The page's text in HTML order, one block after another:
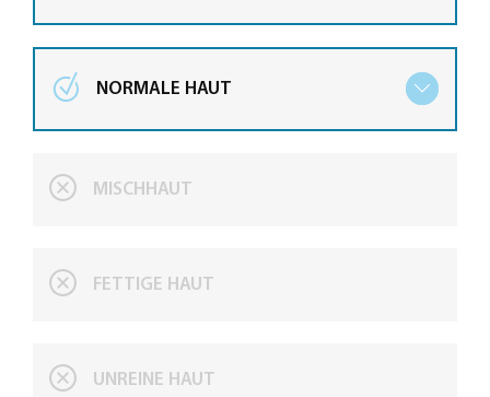
NORMALE HAUT
MISCHHAUT
FETTIGE HAUT
UNREINE HAUT